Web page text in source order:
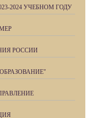
2024 УЧЕБНОМ ГОДУ
РОССИИ